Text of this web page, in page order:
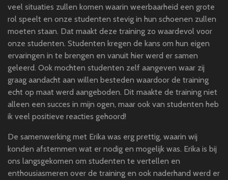
veel situaties zullen komen waarin weerbaarheid een grote
rol speelt en onze studenten stevig in hun schoenen zullen
moeten staan. Dat maakt deze training zo waardevol voor
onze studenten. Studenten kregen de kans om hun eigen
ervaringen in te brengen en vanuit hier werd er samen
geleerd. Ook mochten studenten zelf aangeven waar zij
graag aandacht aan willen besteden waardoor de training
echt op maat werd aangeboden. Dit maakte de training niet
alleen een succes in mijn ogen, maar ook van studenten heb
ik veel positieve reacties gehoord!
De samenwerking met Erika was erg prettig, waarin wij
konden afstemmen wat er nodig en mogelijk was. Erika is bij
ons langsgekomen om studenten te vertellen en
enthousiasmeren over de training en ook naderhand werd er